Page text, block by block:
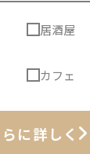
居酒屋
カフェ
に詳しく